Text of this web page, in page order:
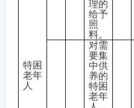
特困
老年
人
理的
给予
照
料。
对需
要集
中供
养的
特困
老年